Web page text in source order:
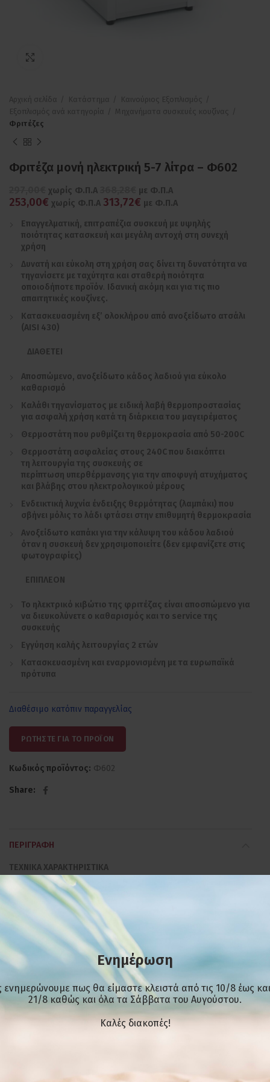
Φριτέζες
Φριτέζα μονή ηλεκτρική 5-7 λίτρα – Φ602
χωρίς Φ.Π.Α με Φ.Π.Α
253,00€ χωρίς Φ.Π.Α 313,72€ με Φ.Π.Α
Επαγγελματική, επιτραπέζια συσκευή με υψηλής
ποιότητας κατασκευή και μεγάλη αντοχή στη συνεχή
χρήση
Δυνατή και εύκολη στη χρήση σας δίνει τη δυνατότητα να
τηγανίσετε με ταχύτητα και σταθερή ποιότητα
οποιοδήποτε προϊόν. Ιδανική ακόμη και για τις πιο
απαιτητικές κουζίνες.
Κατασκευασμένη εξ’ ολοκλήρου από ανοξείδωτο ατσάλι
(AISI 430)
ΔΙΑΘΕΤΕΙ
Αποσπώμενο, ανοξείδωτο κάδος λαδιού για εύκολο
καθαρισμό
Καλάθι τηγανίσματος με ειδική λαβή θερμοπροστασίας
για ασφαλή χρήση κατά τη διάρκεια του μαγειρέματος
Θερμοστάτη που ρυθμίζει τη θερμοκρασία από 50-200C
Θερμοστάτη ασφαλείας στους 240C που διακόπτει
τη λειτουργία της συσκευής σε
περίπτωση υπερθέρμανσης για την αποφυγή ατυχήματος
και βλάβης στου ηλεκτρολογικού μέρους
Ενδεικτική λυχνία ένδειξης θερμότητας (λαμπάκι) που
σβήνει μόλις το λάδι φτάσει στην επιθυμητή θερμοκρασία
Ανοξείδωτο καπάκι για την κάλυψη του κάδου λαδιού
όταν η συσκευή δεν χρησιμοποιείτε (δεν εμφανίζετε στις
φωτογραφίες)
ΕΠΙΠΛΕΟΝ
Το ηλεκτρικό κιβώτιο της φριτέζας είναι αποσπώμενο για
να διευκολύνετε ο καθαρισμός και το service της
συσκευής
Εγγύηση καλής λειτουργίας 2 ετών
Κατασκευασμένη και εναρμονισμένη με τα ευρωπαϊκά
πρότυπα
Διαθέσιμο κατόπιν παραγγελίας
ΡΩΤΗΣΤΕ ΓΙΑ ΤΟ ΠΡΟΪΟΝ
Κωδικός προϊόντος: Φ602
Share
ΠΕΡΙΓΡΑΦΉ
ΤΕΧΝΙΚΑ ΧΑΡΑΚΤΗΡΙΣΤΙΚΑ
Ισχύς: 3800W/230V
Χωρητικότητα: 5-7 Λίτρα
Θερμοστάτης: 50-200C
Θερμοστάτης ασφαλείας: 240C
Ενημέρωση
ενημερώνουμε πως θα είμαστε κλειστά από τις 10/8 έως και
21/8 καθώς και όλα τα Σάββατα του Αυγούστου.
Kαλές διακοπές!